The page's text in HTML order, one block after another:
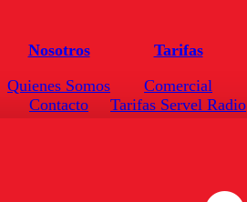
Nosotros
Quienes Somos
Contacto
Tarifas
Comercial
Tarifas Servel Radio